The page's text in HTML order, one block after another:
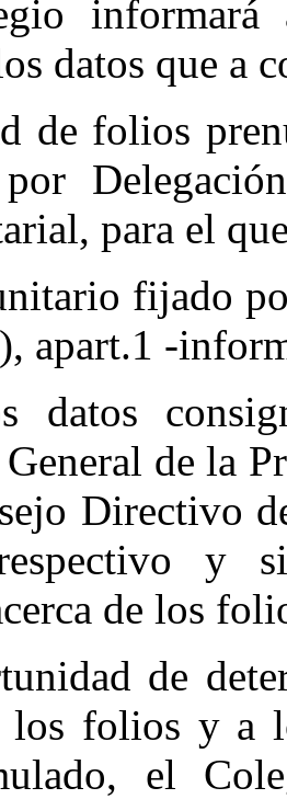
informará
datos que a
de folios
por
para el
fijado
apart.1 -
datos
de la
Directivo
y
de los
de
los folios y a
el